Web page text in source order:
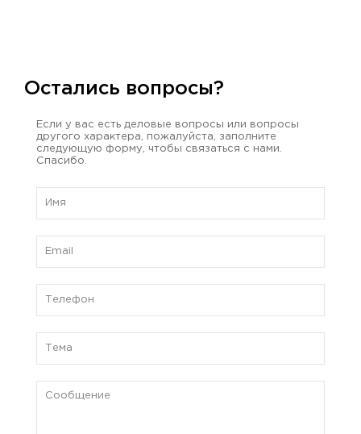
Остались вопросы?
Если у вас есть деловые вопросы или вопросы
другого характера, пожалуйста, заполните
следующую форму, чтобы связаться с нами.
Спасибо.